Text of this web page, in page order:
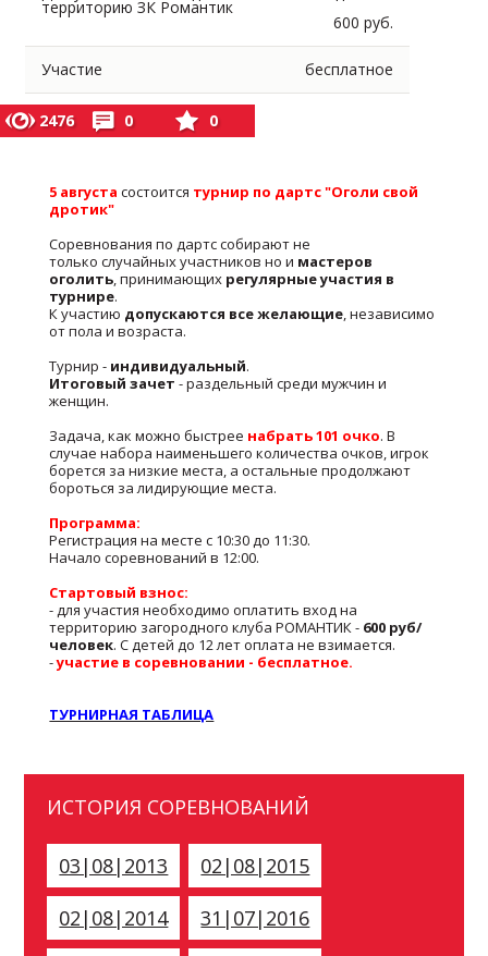
территорию ЗК Романтик
600 руб.
Участие бесплатное
2476 0 0
5 августа состоится турнир по дартс "Оголи свой
дротик"
Соревнования по дартс собирают не
только случайных участников но и мастеров
оголить, принимающих регулярные участия в
турнире.
К участию допускаются все желающие, независимо
от пола и возраста.
Турнир - индивидуальный.
Итоговый зачет - раздельный среди мужчин и
женщин.
Задача, как можно быстрее набрать 101 очко. В
случае набора наименьшего количества очков, игрок
борется за низкие места, а остальные продолжают
бороться за лидирующие места.
Программа:
Регистрация на месте с 10:30 до 11:30.
Начало соревнований в 12:00.
Стартовый взнос:
- для участия необходимо оплатить вход на
территорию загородного клуба РОМАНТИК - 600 руб/
человек. С детей до 12 лет оплата не взимается.
-участие в соревновании - бесплатное.
ТУРНИРНАЯ ТАБЛИЦА
ИСТОРИЯ СОРЕВНОВАНИЙ
03|08|2013
02|08|2015
02|08|2014
31|07|2016